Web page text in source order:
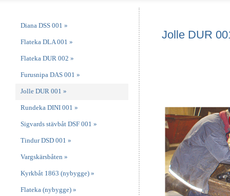
Diana DSS 001 »
Flateka DLA 001 »
Flateka DUR 002 »
Furusnipa DAS 001 »
Jolle DUR 001 »
Rundeka DINI 001 »
Sigvards stävbåt DSF 001 »
Tindur DSD 001 »
Vargskärsbåten »
Kyrkbåt 1863 (nybygge) »
Flateka (nybygge) »
Jolle DUR